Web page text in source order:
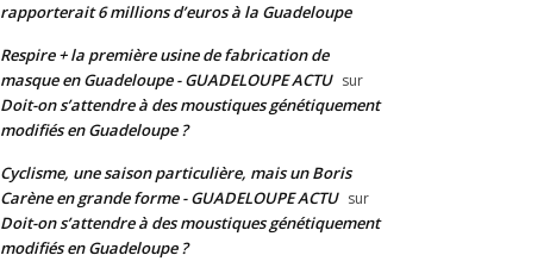
rapporterait 6 millions d’euros à la Guadeloupe
Respire + la première usine de fabrication de
masque en Guadeloupe - GUADELOUPE ACTU sur
Doit-on s’attendre à des moustiques génétiquement
modifiés en Guadeloupe ?
Cyclisme, une saison particulière, mais un Boris
Carène en grande forme - GUADELOUPE ACTU sur
Doit-on s’attendre à des moustiques génétiquement
modifiés en Guadeloupe ?